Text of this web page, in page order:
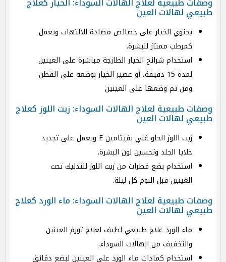
طبيعي لهالات العين
يحتوي الخيار على خصائص مضادة للالتهاب ويعمل
كمرطب ممتاز للبشرة.
استخدام شرائح الخيار الطازجة مباشرة على العينين
لمدة 15 دقيقة، أو عصير الخيار بوضعه على القطن
ومن ثم وضعها على العينين
وصفات طبيعية لعلاج الهالات السوداء: زيت اللوز كعلاج
طبيعي لهالات العين
زيت اللوز الحلو غني بفيتامين E ويعمل على تجديد
خلايا الجلد وتحسين لون البشرة.
استخدام بضع قطرات من زيت اللوز للتدليك تحت
العينين قبل النوم كل ليلة.
وصفات طبيعية لعلاج الهالات السوداء: ماء الورد كعلاج
طبيعي لهالات العين
ماء الورد علاج طبيعي لطيف لعلاج تورم العينين
والتخفيف من الهالات السوداء.
استخدام كمادات ماء الورد على العينين لبضع دقائق